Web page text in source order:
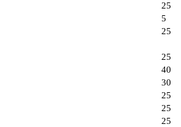
25
5
25
25
40
30
25
25
25